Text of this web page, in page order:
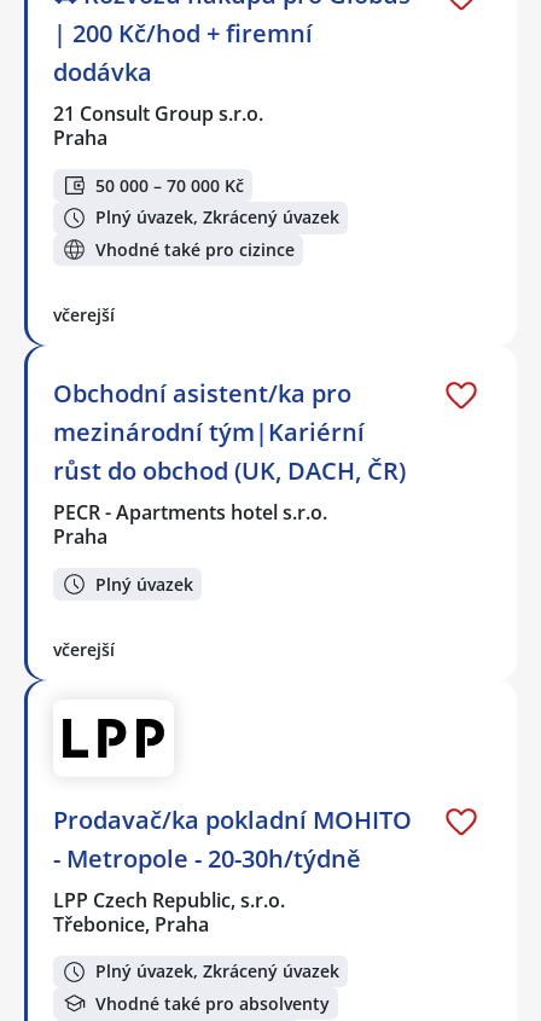
| 200 Kč/hod + firemní
dodávka
21 Consult Group s.r.o.
Praha
50 000 – 70 000 Kč
Plný úvazek, Zkrácený úvazek
Vhodné také pro cizince
včerejší
Obchodní asistent/ka pro
mezinárodní tým|Kariérní
růst do obchod (UK, DACH, ČR)
PECR - Apartments hotel s.r.o.
Praha
Plný úvazek
včerejší
Prodavač/ka pokladní MOHITO
- Metropole - 20-30h/týdně
LPP Czech Republic, s.r.o.
Třebonice, Praha
Plný úvazek, Zkrácený úvazek
Vhodné také pro absolventy